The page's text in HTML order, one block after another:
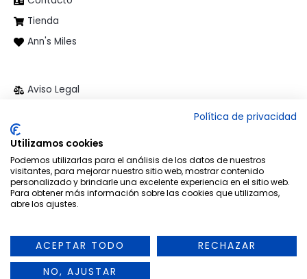
Tienda
Ann's Miles
Aviso Legal
Términos y condiciones
Política de privacidad
Utilizamos cookies
Podemos utilizarlas para el análisis de los datos de nuestros
visitantes, para mejorar nuestro sitio web, mostrar contenido
personalizado y brindarle una excelente experiencia en el sitio web.
Para obtener más información sobre las cookies que utilizamos,
abre los ajustes.
ACEPTAR TODO
RECHAZAR
NO, AJUSTAR